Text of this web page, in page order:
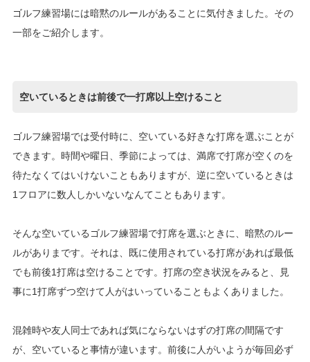
ゴルフ練習場には暗黙のルールがあることに気付きました。その
一部をご紹介します。
空いているときは前後で一打席以上空けること
ゴルフ練習場では受付時に、空いている好きな打席を選ぶことが
できます。時間や曜日、季節によっては、満席で打席が空くのを
待たなくてはいけないこともありますが、逆に空いているときは
1フロアに数人しかいないなんてこともあります。
そんな空いているゴルフ練習場で打席を選ぶときに、暗黙のルー
ルがありまです。それは、既に使用されている打席があれば最低
でも前後1打席は空けることです。打席の空き状況をみると、見
事に1打席ずつ空けて人がはいっていることもよくありました。
混雑時や友人同士であれば気にならないはずの打席の間隔です
が、空いていると事情が違います。前後に人がいようが毎回必ず